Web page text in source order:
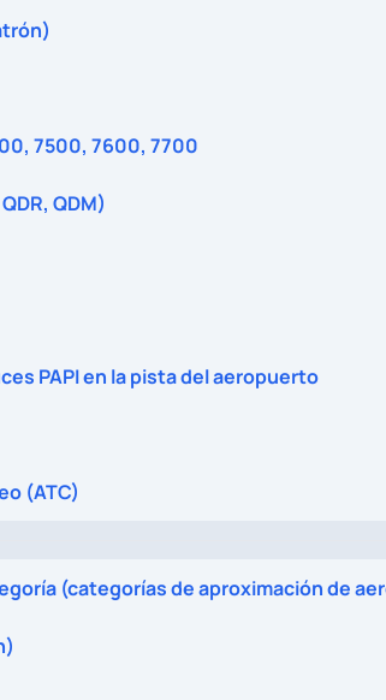
7500, 7600, 7700
QDM)
PAPI en la pista del aeropuerto
(ATC)
(categorías de aproximación de